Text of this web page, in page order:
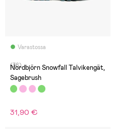
Varastossa
(36)
Nordbjörn Snowfall Talvikengät,
Sagebrush
31,90 €